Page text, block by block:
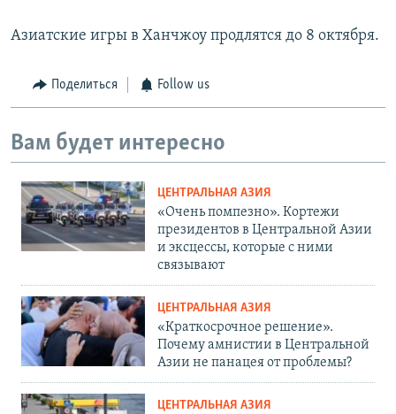
Азиатские игры в Ханчжоу продлятся до 8 октября.
Поделиться Follow us
Вам будет интересно
ЦЕНТРАЛЬНАЯ АЗИЯ
«Очень помпезно». Кортежи
президентов в Центральной Азии
и эксцессы, которые с ними
связывают
ЦЕНТРАЛЬНАЯ АЗИЯ
«Краткосрочное решение».
Почему амнистии в Центральной
Азии не панацея от проблемы?
ЦЕНТРАЛЬНАЯ АЗИЯ